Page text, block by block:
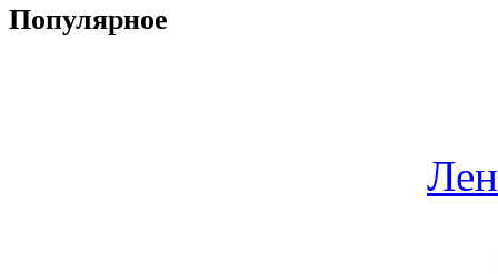
Популярное